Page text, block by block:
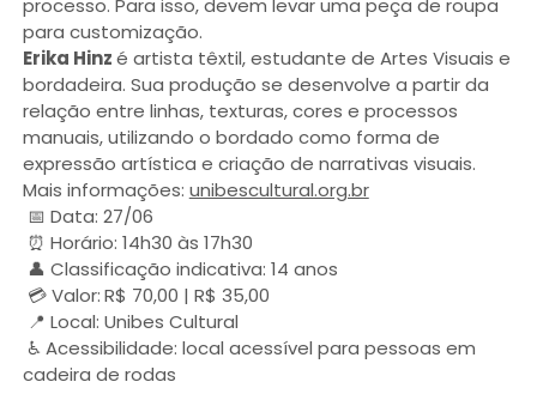
processo. Para isso, devem levar uma peça de roupa
para customização.
Erika Hinzé artista têxtil, estudante de Artes Visuais e
bordadeira. Sua produção se desenvolve a partir da
relação entre linhas, texturas, cores e processos
manuais, utilizando o bordado como forma de
expressão artística e criação de narrativas visuais.
Mais informações: unibescultural.org.br
📅 Data: 27/06
⏰ Horário: 14h30 às 17h30
👤 Classificação indicativa: 14 anos
💳 Valor:R$ 70,00 | R$ 35,00
📍 Local: Unibes Cultural
♿ Acessibilidade: local acessível para pessoas em
cadeira de rodas